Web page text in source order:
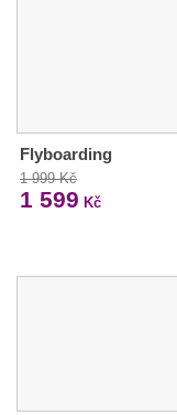
Flyboarding
1 999 Kč
1 599 Kč